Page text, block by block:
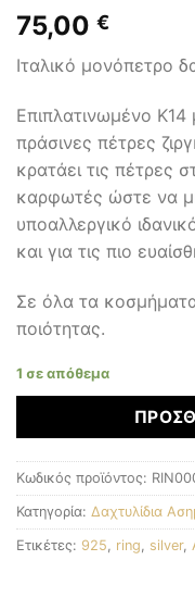
75,00 €
Ιταλικό μονόπετρο
Επιπλατινωμένο Κ14
πράσινες πέτρες
κρατάει τις πέτρες
καρφωτές ώστε να
υποαλλεργικό
και για τις πιο
Σε όλα τα
ποιότητας.
1 σε απόθεμα
Κωδικός προϊόντος:
Κατηγορία: Δαχτυλίδια
Ετικέτες: 925, ring, silver,